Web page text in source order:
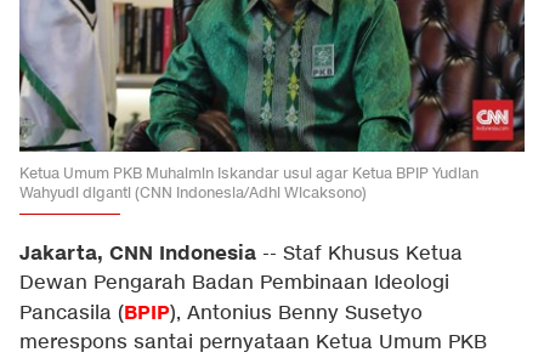
Ketua Umum PKB Muhaimin Iskandar usul agar Ketua BPIP Yudian
Wahyudi diganti (CNN Indonesia/Adhi Wicaksono)
Jakarta, CNN Indonesia -- Staf Khusus Ketua
Dewan Pengarah Badan Pembinaan Ideologi
Pancasila (BPIP), Antonius Benny Susetyo
merespons santai pernyataan Ketua Umum PKB